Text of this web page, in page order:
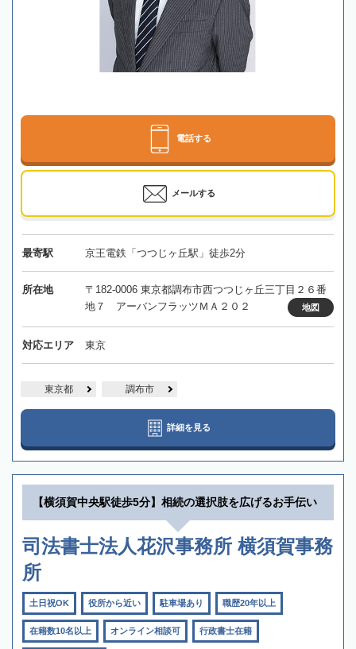
電話する
メールする
最寄駅 京王電鉄「つつじヶ丘駅」徒歩2分
所在地
〒182-0006 東京都調布市西つつじヶ丘三丁目２６番
地７ アーバンフラッツＭＡ２０２
地図
対応エリア 東京
東京都 調布市
詳細を見る
【横須賀中央駅徒歩5分】相続の選択肢を広げるお手伝い
司法書士法人花沢事務所 横須賀事務
所
土日祝OK 役所から近い 駐車場あり 職歴20年以上
在籍数10名以上 オンライン相談可 行政書士在籍